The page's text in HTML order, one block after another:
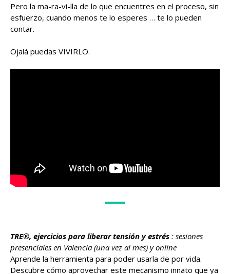
Pero la ma-ra-vi-lla de lo que encuentres en el proceso, sin
esfuerzo, cuando menos te lo esperes … te lo pueden
contar.
Ojalá puedas VIVIRLO.
TRE®, ejercicios para liberar tensión y estrés : sesiones
presenciales en Valencia (una vez al mes) y online
Aprende la herramienta para poder usarla de por vida.
Descubre cómo aprovechar este mecanismo innato que ya